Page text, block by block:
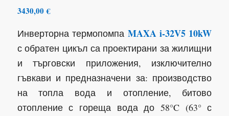
3430,00€
Инверторна термопомпа MAXA i-32V5 10kW
с обратен цикъл са проектирани за жилищни
и търговски приложения, изключително
гъвкави и предназначени за: производство
на топла вода и отопление, битово
отопление с гореща вода до 58°C (63° с